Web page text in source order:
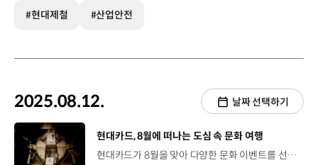
#현대제철 #산업안전
2025.08.12. 날짜 선택하기
[동영상]
현대카드, 8월에 떠나는 도심 속 문화 여행
현대카드가 8월을 맞아 다양한 문화 이벤트를 선보입니다. 먼저, 서울 동대문디자인플라자에서는 오는 9월 7일까지, 톰 삭스의 대표작인 '스페이스 프로그램(Space Program)' 시리즈 약 200여점을 만날 수 있습니다. 아트 라이브러리에서는 ‘무빙 이미지 스크리닝’ 프로그램을 통해, 예술의 본질과 의미에 대해 질문을 던지는 예술가 존 발데사리를 조명한 다큐멘터리를 상영합니다. 쿠킹 라이브러리에서는 프라이빗 다이닝인 ‘그린하우스’의 리뉴얼을 맞아 허브를 주제로 한 유러피안 메뉴를 새롭게 선보입니다. 언더스테이지에서는 오는 17일까지는 연극 ‘펑크락’의 한국 초연 공연이 열리고, 이후, 바이올리니스트 박지윤의 연주와 트로피컬 팝 밴드 ‘서머 솔트’의 공연이 이어집니다. 이 밖에도, 뮤직 라이브러리와 디자인 라이브러리에서는 각각 ‘더 라이즈 오브 페스티벌 뮤직’과 ‘한 컷의 힘 : 광고 디자인’ 전시가 열려 무더위에 지친 고객들에게 도심 속으로 떠나는 문화 여행 경험을 제공합니다.